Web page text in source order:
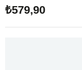
₺579,90